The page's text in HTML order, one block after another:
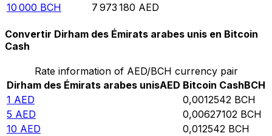
10 000 BCH 7 973 180 AED
Convertir Dirham des Émirats arabes unis en Bitcoin
Cash
Rate information of AED/BCH currency pair
Dirham des Émirats arabes unisAED Bitcoin CashBCH
1 AED 0,0012542 BCH
5 AED 0,00627102 BCH
10 AED 0,012542 BCH